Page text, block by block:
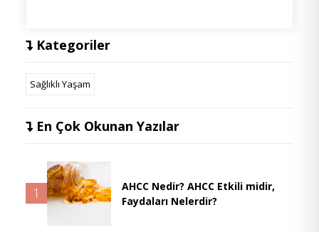
Kategoriler
Sağlıklı Yaşam
En Çok Okunan Yazılar
1
AHCC Nedir? AHCC Etkili midir,
Faydaları Nelerdir?